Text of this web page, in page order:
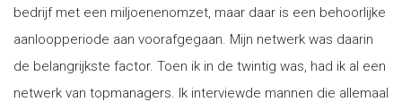
bedrijf met een miljoenenomzet, maar daar is een behoorlijke
aanloopperiode aan voorafgegaan. Mijn netwerk was daarin
de belangrijkste factor. Toen ik in de twintig was, had ik al een
netwerk van topmanagers. Ik interviewde mannen die allemaal